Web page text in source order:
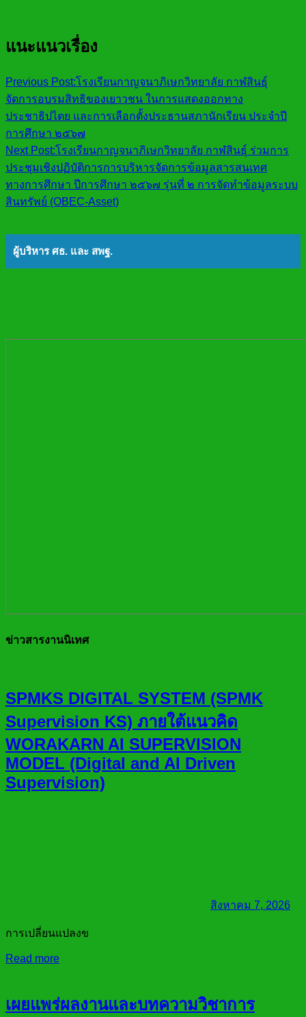
แนะแนวเรื่อง
Previous Post:โรงเรียนกาญจนาภิเษกวิทยาลัย กาฬสินธุ์
จัดการอบรมสิทธิของเยาวชน ในการแสดงออกทาง
ประชาธิปไตย และการเลือกตั้งประธานสภานักเรียน ประจำปี
การศึกษา ๒๕๖๗
Next Post:โรงเรียนกาญจนาภิเษกวิทยาลัย กาฬสินธุ์ ร่วมการ
ประชุมเชิงปฏิบัติการการบริหารจัดการข้อมูลสารสนเทศ
ทางการศึกษา ปีการศึกษา ๒๕๖๗ รุ่นที่ ๒ การจัดทำข้อมูลระบบ
สินทรัพย์ (OBEC-Asset)
ผู้บริหาร ศธ. และ สพฐ.
ข่าวสารงานนิเทศ
SPMKS DIGITAL SYSTEM (SPMK
Supervision KS) ภายใต้แนวคิด
WORAKARN AI SUPERVISION
MODEL (Digital and AI Driven
Supervision)
สิงหาคม 7, 2026
การเปลี่ยนแปลงข
Read more
เผยแพร่ผลงานและบทความวิชาการ